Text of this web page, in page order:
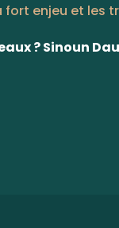
enjeu et les
? Sinoun